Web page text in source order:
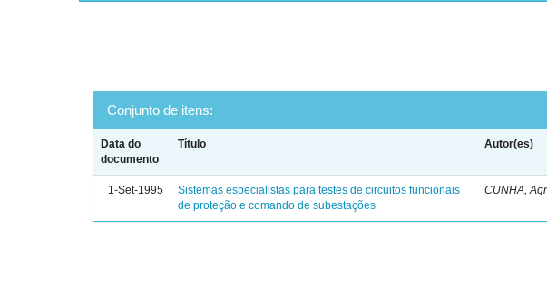
Conjunto de itens:
Data do
documento
Título Autor(es)
1-Set-1995
Sistemas especialistas para testes de circuitos funcionais
de proteção e comando de subestações
CUNHA,